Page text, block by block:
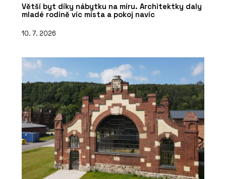
Větší byt díky nábytku na míru. Architektky daly
mladé rodině víc místa a pokoj navíc
10. 7. 2026